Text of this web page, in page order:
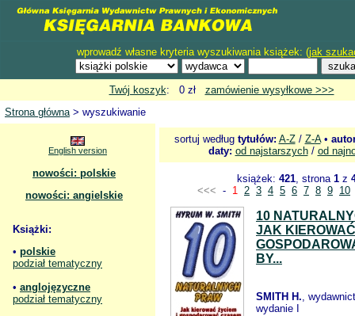
wprowadź własne kryteria wyszukiwania książek: (jak
Twój koszyk: 0 zł zamówienie wysyłkowe >>>
Strona główna> wyszukiwanie
English version
nowości: polskie
nowości: angielskie
Książki:
• polskie
podział tematyczny
• anglojęzyczne
podział tematyczny
sortuj według tytułów: A-Z/ Z-A•
daty: od najstarszych/ od
książek: 421, strona 1 z
<<< - 1 2 3 4 5 6 7 8 9 10
10
JAK
BY...
SMITH H.,
wydanie I